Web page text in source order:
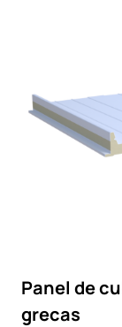
Panel de
grecas